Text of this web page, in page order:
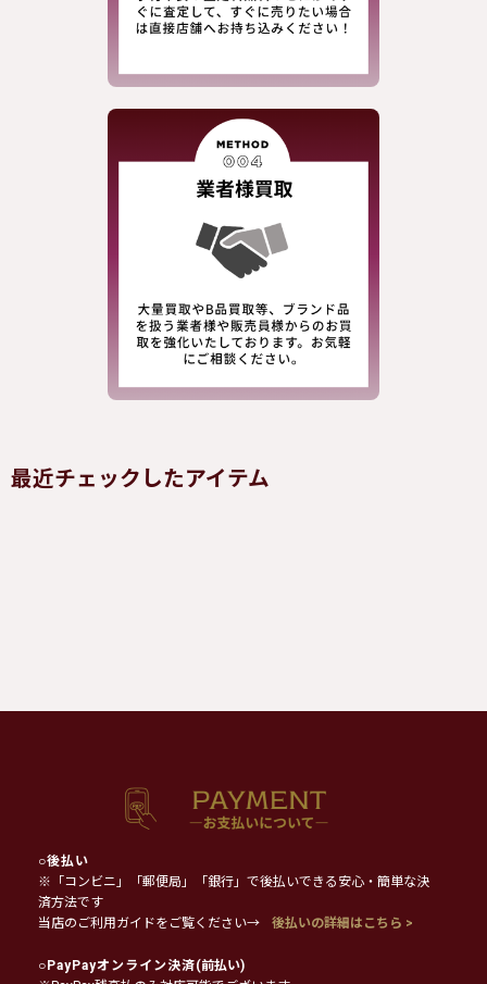
最近チェックしたアイテム
○後払い
※「コンビニ」「郵便局」「銀行」で後払いできる安心・簡単な決
済方法です
当店のご利用ガイドをご覧ください→
後払いの詳細はこちら >
○PayPayオンライン決済(前払い)